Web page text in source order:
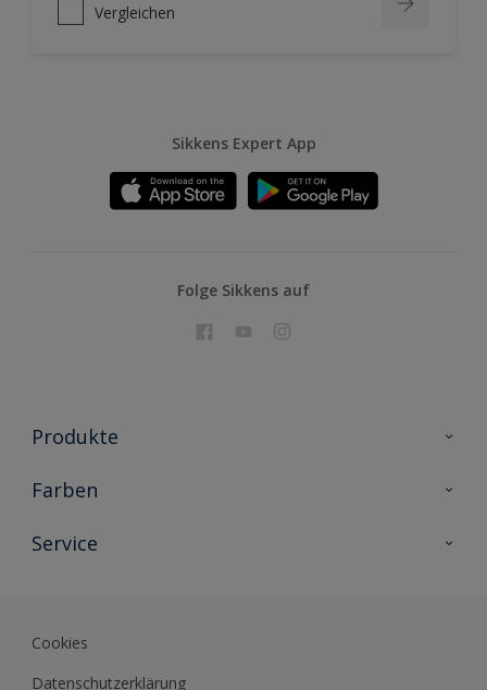
Vergleichen
Sikkens Expert App
Folge Sikkens auf
Produkte
Holzschutz
Metallschutz
Farben
Farbkollektionen
Farb-Tools
Service
Sikkens Akademie
Cookies
Datenschutzerklärung